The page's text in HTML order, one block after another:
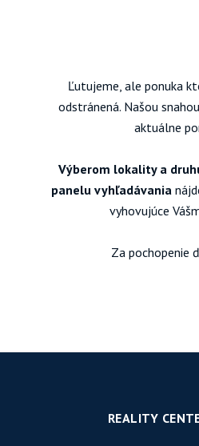
Ľutujeme, ale ponuka
odstránená. Našou
aktuálne
Výberom lokality a
panelu vyhľadávania
vyhovujúce
Za pochopenie
REALITY